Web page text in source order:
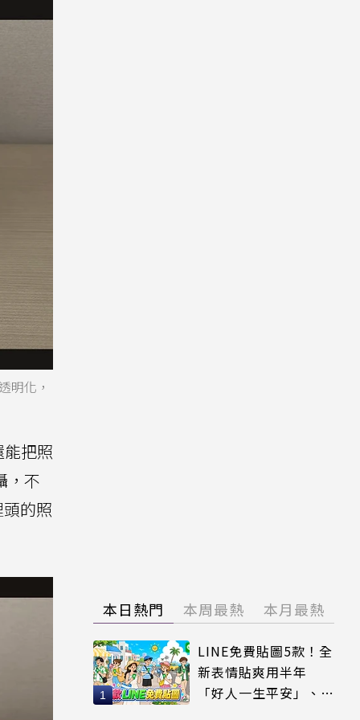
明化，
把照
，不
的照
本日熱門 本周最熱 本月最熱
LINE免費貼圖5款！全
新表情貼爽用半年
「好人一生平安」、